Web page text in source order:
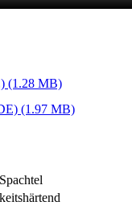
(1.28 MB)
(1.97 MB)